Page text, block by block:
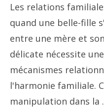
Les relations
quand une belle-fille
entre une mère et
délicate nécessite
mécanismes
l'harmonie familiale.
manipulation dans la